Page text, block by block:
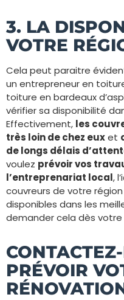
3. LA
VOTRE
Cela peut paraitre
un entrepreneur en
toiture en bardeaux
vérifier sa disponibilité
Effectivement, les
très loin de chez euxet
de longs délais
voulez prévoir vos
l’entreprenariat local,
couvreurs de votre
disponibles dans les
demander cela dès
PRÉVOIR